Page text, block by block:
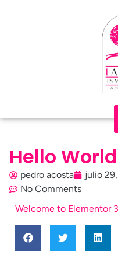
Hello
pedro acosta julio
No Comments
Welcome to Elementor 3